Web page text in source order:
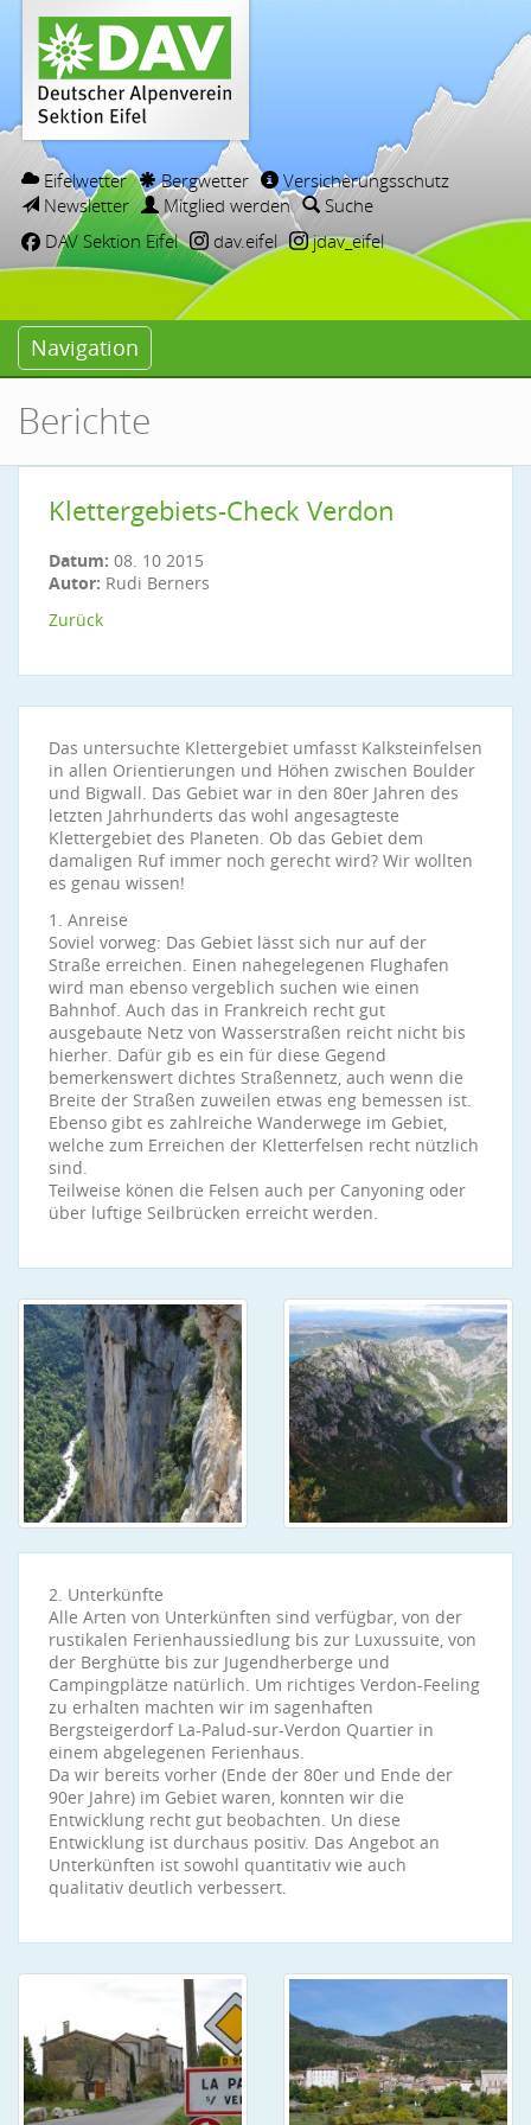
Eifelwetter Bergwetter
Versicherungsschutz
Newsletter
Mitglied werden
Suche
DAV Sektion Eifel
dav.eifel jdav_eifel
Navigation
Berichte
Klettergebiets-Check Verdon
Datum: 08. 10 2015
Autor: Rudi Berners
Zurück
Das untersuchte Klettergebiet umfasst Kalksteinfelsen
in allen Orientierungen und Höhen zwischen Boulder
und Bigwall. Das Gebiet war in den 80er Jahren des
letzten Jahrhunderts das wohl angesagteste
Klettergebiet des Planeten. Ob das Gebiet dem
damaligen Ruf immer noch gerecht wird? Wir wollten
es genau wissen!
1. Anreise
Soviel vorweg: Das Gebiet lässt sich nur auf der
Straße erreichen. Einen nahegelegenen Flughafen
wird man ebenso vergeblich suchen wie einen
Bahnhof. Auch das in Frankreich recht gut
ausgebaute Netz von Wasserstraßen reicht nicht bis
hierher. Dafür gib es ein für diese Gegend
bemerkenswert dichtes Straßennetz, auch wenn die
Breite der Straßen zuweilen etwas eng bemessen ist.
Ebenso gibt es zahlreiche Wanderwege im Gebiet,
welche zum Erreichen der Kletterfelsen recht nützlich
sind.
Teilweise könen die Felsen auch per Canyoning oder
über luftige Seilbrücken erreicht werden.
2. Unterkünfte
Alle Arten von Unterkünften sind verfügbar, von der
rustikalen Ferienhaussiedlung bis zur Luxussuite, von
der Berghütte bis zur Jugendherberge und
Campingplätze natürlich. Um richtiges Verdon-Feeling
zu erhalten machten wir im sagenhaften
Bergsteigerdorf La-Palud-sur-Verdon Quartier in
einem abgelegenen Ferienhaus.
Da wir bereits vorher (Ende der 80er und Ende der
90er Jahre) im Gebiet waren, konnten wir die
Entwicklung recht gut beobachten. Un diese
Entwicklung ist durchaus positiv. Das Angebot an
Unterkünften ist sowohl quantitativ wie auch
qualitativ deutlich verbessert.